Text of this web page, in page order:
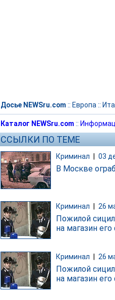
Досье NEWSru.com :: Европа ::
Каталог NEWSru.com ::
ССЫЛКИ ПО ТЕМЕ
Криминал 03
В Москве
Криминал 26
Пожилой
на магазин
Криминал 26
Пожилой
на магазин